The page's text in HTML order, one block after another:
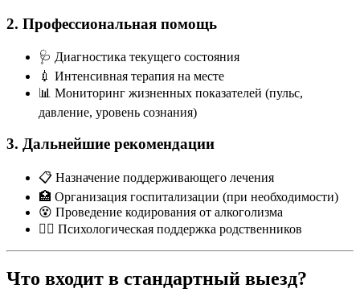
2. Профессиональная помощь
🩺 Диагностика текущего состояния
💉 Интенсивная терапия на месте
📊 Мониторинг жизненных показателей (пульс,
давление, уровень сознания)
3. Дальнейшие рекомендации
📋 Назначение поддерживающего лечения
🏥 Организация госпитализации (при необходимости)
😵 Проведение кодирования от алкоголизма
👩‍⚕️ Психологическая поддержка родственников
Что входит в стандартный выезд?